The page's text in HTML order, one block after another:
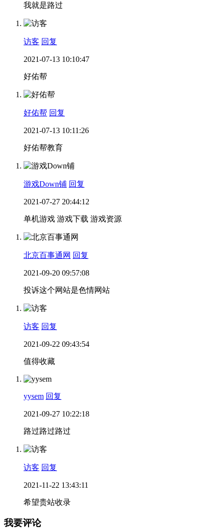
我就是路过
访客 回复
2021-07-13 10:10:47
好佑帮
好佑帮 回复
2021-07-13 10:11:26
好佑帮教育
游戏Down铺 回复
2021-07-27 20:44:12
单机游戏 游戏下载 游戏资源
北京百事通网 回复
2021-09-20 09:57:08
投诉这个网站是色情网站
访客 回复
2021-09-22 09:43:54
值得收藏
yysem 回复
2021-09-27 10:22:18
路过路过路过
访客 回复
2021-11-22 13:43:11
希望贵站收录
我要评论